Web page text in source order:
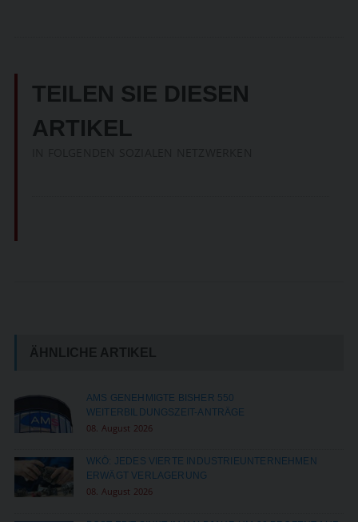
TEILEN SIE DIESEN
ARTIKEL
ÄHNLICHE ARTIKEL
AMS GENEHMIGTE BISHER 550
WEITERBILDUNGSZEIT-ANTRÄGE
08. August 2026
WKÖ: JEDES VIERTE INDUSTRIEUNTERNEHMEN
ERWÄGT VERLAGERUNG
08. August 2026